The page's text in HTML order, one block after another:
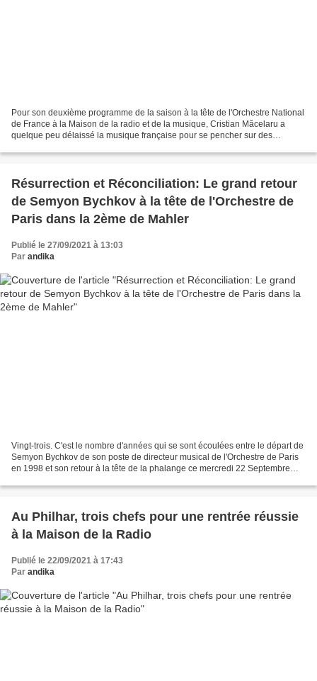
Pour son deuxième programme de la saison à la tête de l'Orchestre National
de France à la Maison de la radio et de la musique, Cristian Măcelaru a
quelque peu délaissé la musique française pour se pencher sur des
Résurrection et Réconciliation: Le grand retour
de Semyon Bychkov à la tête de l'Orchestre de
Paris dans la 2ème de Mahler
Publié le 27/09/2021 à 13:03
Par andika
Vingt-trois. C'est le nombre d'années qui se sont écoulées entre le départ de
Semyon Bychkov de son poste de directeur musical de l'Orchestre de Paris
en 1998 et son retour à la tête de la phalange ce mercredi 22 Septembre
Au Philhar, trois chefs pour une rentrée réussie
à la Maison de la Radio
Publié le 22/09/2021 à 17:43
Par andika